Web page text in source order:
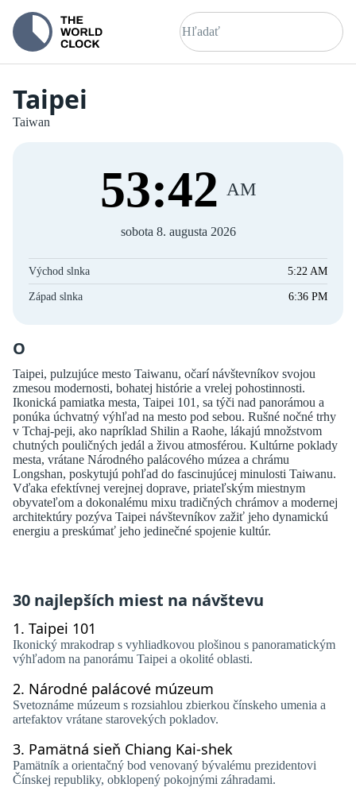
Taipei
Taiwan
53:42 AM
sobota 8. augusta 2026
Východ slnka 5:22 AM
Západ slnka 6:36 PM
O
Taipei, pulzujúce mesto Taiwanu, očarí návštevníkov svojou
zmesou modernosti, bohatej histórie a vrelej pohostinnosti.
Ikonická pamiatka mesta, Taipei 101, sa týči nad panorámou a
ponúka úchvatný výhľad na mesto pod sebou. Rušné nočné trhy
v Tchaj-peji, ako napríklad Shilin a Raohe, lákajú množstvom
chutných pouličných jedál a živou atmosférou. Kultúrne poklady
mesta, vrátane Národného palácového múzea a chrámu
Longshan, poskytujú pohľad do fascinujúcej minulosti Taiwanu.
Vďaka efektívnej verejnej doprave, priateľským miestnym
obyvateľom a dokonalému mixu tradičných chrámov a modernej
architektúry pozýva Taipei návštevníkov zažiť jeho dynamickú
energiu a preskúmať jeho jedinečné spojenie kultúr.
30 najlepších miest na návštevu
1. Taipei 101
Ikonický mrakodrap s vyhliadkovou plošinou s panoramatickým
výhľadom na panorámu Taipei a okolité oblasti.
2. Národné palácové múzeum
Svetoznáme múzeum s rozsiahlou zbierkou čínskeho umenia a
artefaktov vrátane starovekých pokladov.
3. Pamätná sieň Chiang Kai-shek
Pamätník a orientačný bod venovaný bývalému prezidentovi
Čínskej republiky, obklopený pokojnými záhradami.